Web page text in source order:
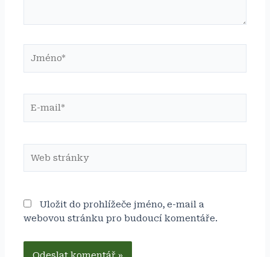
mail*
stránky
Uložit do prohlížeče jméno, e-mail a
webovou stránku pro budoucí komentáře.